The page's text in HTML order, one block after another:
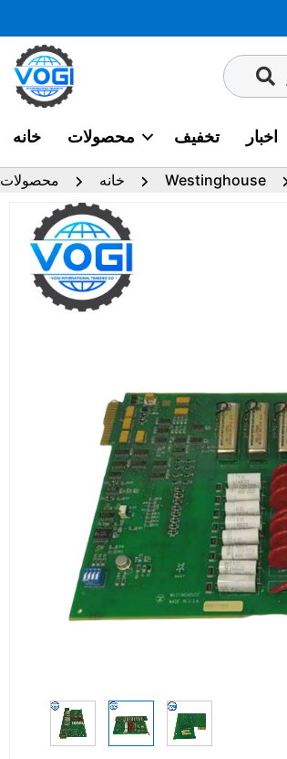
به
محتوا
خانه محصولات تخفیف اخبار
خانه محصولات Westinghouse